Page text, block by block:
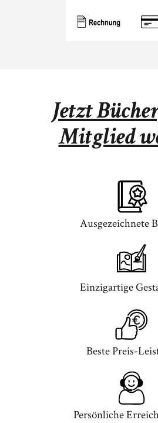
Jetzt
Mitglied
Ausgezeichnete
Einzigartige
Beste Preis-
Persönliche